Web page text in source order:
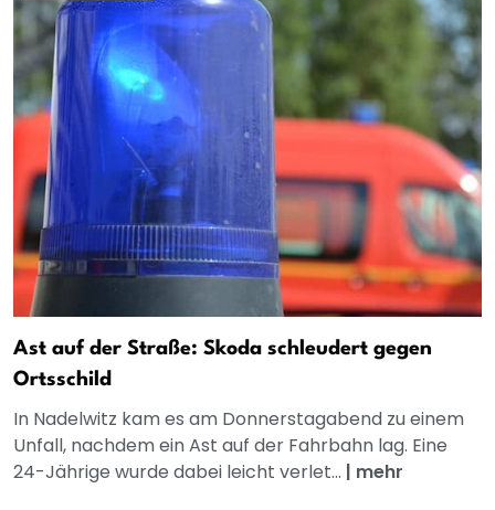
Ast auf der Straße: Skoda schleudert gegen
Ortsschild
In Nadelwitz kam es am Donnerstagabend zu einem
Unfall, nachdem ein Ast auf der Fahrbahn lag. Eine
24-Jährige wurde dabei leicht verlet... | mehr